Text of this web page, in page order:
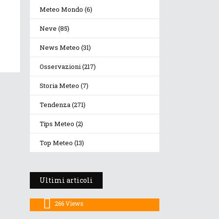
Meteo Mondo (6)
Neve (85)
News Meteo (31)
Osservazioni(217)
Storia Meteo (7)
Tendenza(271)
Tips Meteo (2)
Top Meteo (13)
Ultimi articoli
Prosegue l’estate con
valori termici
anomali, ma anche
30 Luglio 2026
266Views
Dopo i temporali, aria